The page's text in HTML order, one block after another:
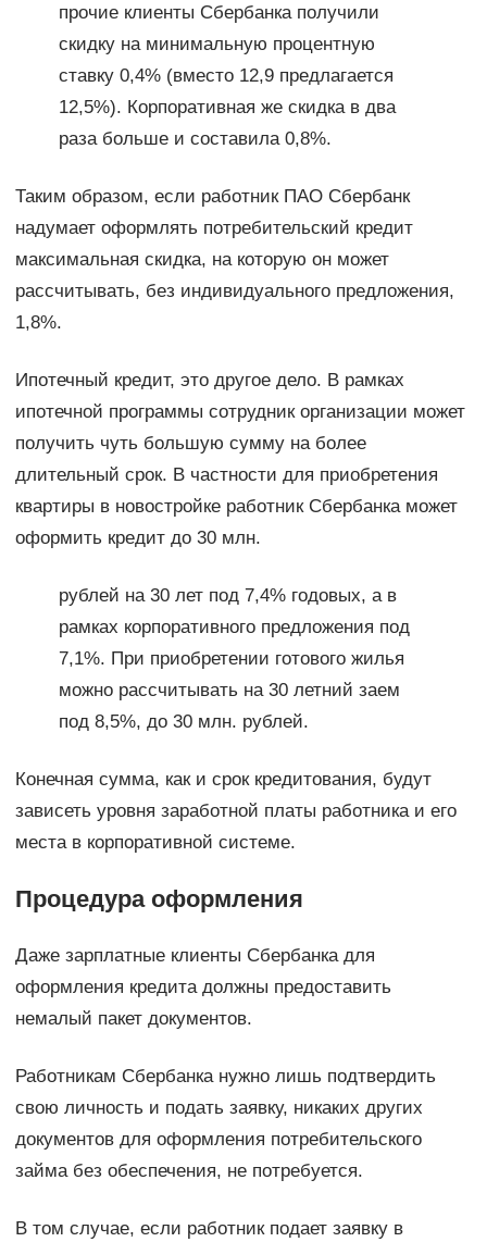
прочие клиенты Сбербанка получили
скидку на минимальную процентную
ставку 0,4% (вместо 12,9 предлагается
12,5%). Корпоративная же скидка в два
раза больше и составила 0,8%.
Таким образом, если работник ПАО Сбербанк
надумает оформлять потребительский кредит
максимальная скидка, на которую он может
рассчитывать, без индивидуального предложения,
1,8%.
Ипотечный кредит, это другое дело. В рамках
ипотечной программы сотрудник организации может
получить чуть большую сумму на более
длительный срок. В частности для приобретения
квартиры в новостройке работник Сбербанка может
оформить кредит до 30 млн.
рублей на 30 лет под 7,4% годовых, а в
рамках корпоративного предложения под
7,1%. При приобретении готового жилья
можно рассчитывать на 30 летний заем
под 8,5%, до 30 млн. рублей.
Конечная сумма, как и срок кредитования, будут
зависеть уровня заработной платы работника и его
места в корпоративной системе.
Процедура оформления
Даже зарплатные клиенты Сбербанка для
оформления кредита должны предоставить
немалый пакет документов.
Работникам Сбербанка нужно лишь подтвердить
свою личность и подать заявку, никаких других
документов для оформления потребительского
займа без обеспечения, не потребуется.
В том случае, если работник подает заявку в